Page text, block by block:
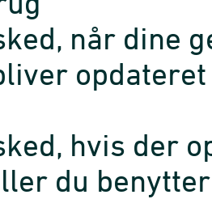
når dine
opdateret
hvis der
du benytter